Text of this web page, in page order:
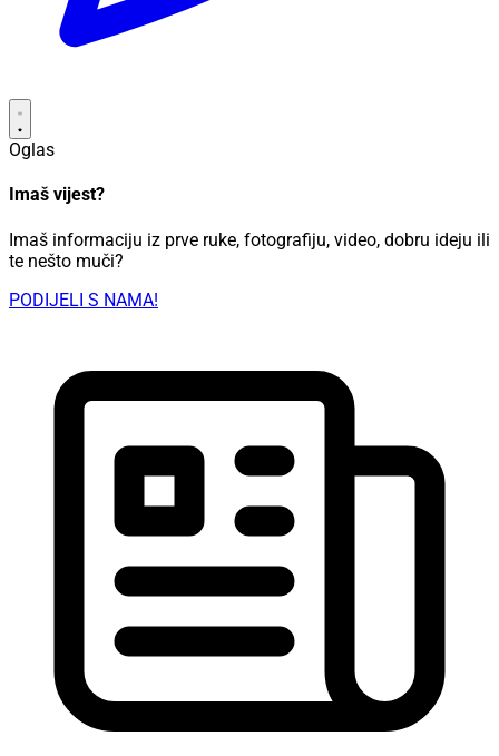
Oglas
Imaš vijest?
Imaš informaciju iz prve ruke, fotografiju, video, dobru ideju ili
te nešto muči?
PODIJELI S NAMA!